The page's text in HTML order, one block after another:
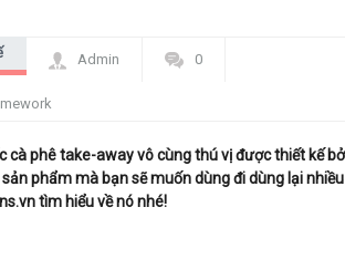
Admin 0
cà phê take-away vô cùng thú vị được thiết kế
phẩm mà bạn sẽ muốn dùng đi dùng lại
tìm hiểu về nó nhé!